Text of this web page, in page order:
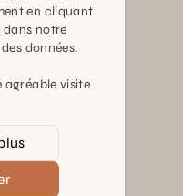
rejoignant notre
en cliquant
dans notre
données.
agréable visite